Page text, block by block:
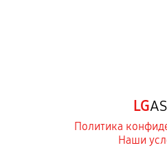
отдельных условиях.
LG
Политика
Наши